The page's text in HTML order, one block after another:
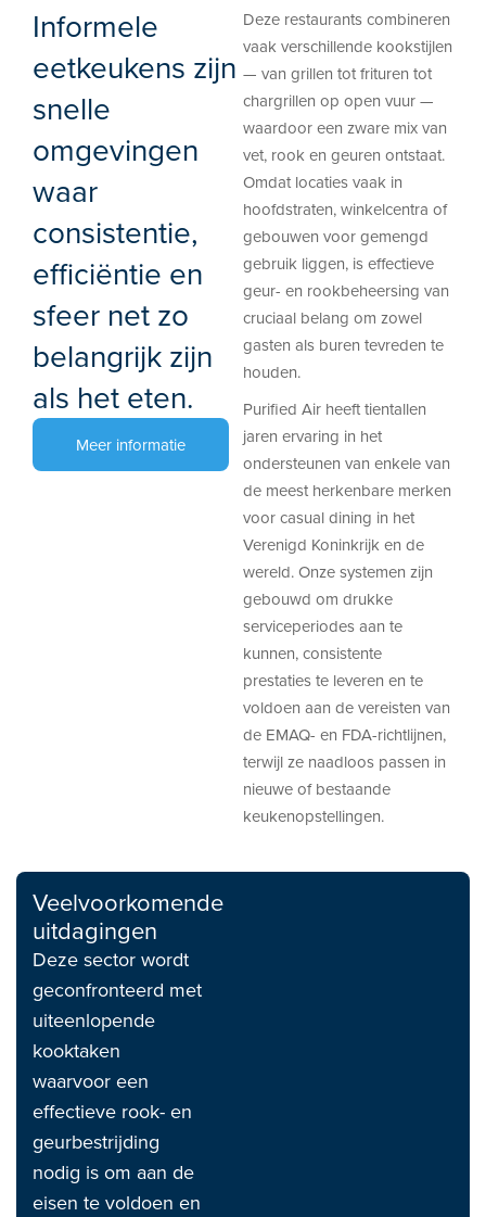
Informele
eetkeukens zijn
snelle
omgevingen
waar
consistentie,
efficiëntie en
sfeer net zo
belangrijk zijn
als het eten.
Meer informatie
Deze restaurants combineren
vaak verschillende kookstijlen
— van grillen tot frituren tot
chargrillen op open vuur —
waardoor een zware mix van
vet, rook en geuren ontstaat.
Omdat locaties vaak in
hoofdstraten, winkelcentra of
gebouwen voor gemengd
gebruik liggen, is effectieve
geur- en rookbeheersing van
cruciaal belang om zowel
gasten als buren tevreden te
houden.
Purified Air heeft tientallen
jaren ervaring in het
ondersteunen van enkele van
de meest herkenbare merken
voor casual dining in het
Verenigd Koninkrijk en de
wereld. Onze systemen zijn
gebouwd om drukke
serviceperiodes aan te
kunnen, consistente
prestaties te leveren en te
voldoen aan de vereisten van
de EMAQ- en FDA-richtlijnen,
terwijl ze naadloos passen in
nieuwe of bestaande
keukenopstellingen.
Veelvoorkomende
uitdagingen
Deze sector wordt
geconfronteerd met
uiteenlopende
kooktaken
waarvoor een
effectieve rook- en
geurbestrijding
nodig is om aan de
eisen te voldoen en